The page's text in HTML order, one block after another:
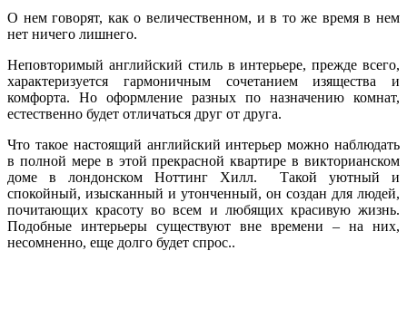
О нем говорят, как о величественном, и в то же время в нем
нет ничего лишнего.
Неповторимый английский стиль в интерьере, прежде всего,
характеризуется гармоничным сочетанием изящества и
комфорта. Но оформление разных по назначению комнат,
естественно будет отличаться друг от друга.
Что такое настоящий английский интерьер можно наблюдать
в полной мере в этой прекрасной квартире в викторианском
доме в лондонском Ноттинг Хилл.
Такой уютный и
спокойный, изысканный и утонченный, он создан для людей,
почитающих красоту во всем и любящих красивую жизнь.
Подобные интерьеры существуют вне времени – на них,
несомненно, еще долго будет спрос..